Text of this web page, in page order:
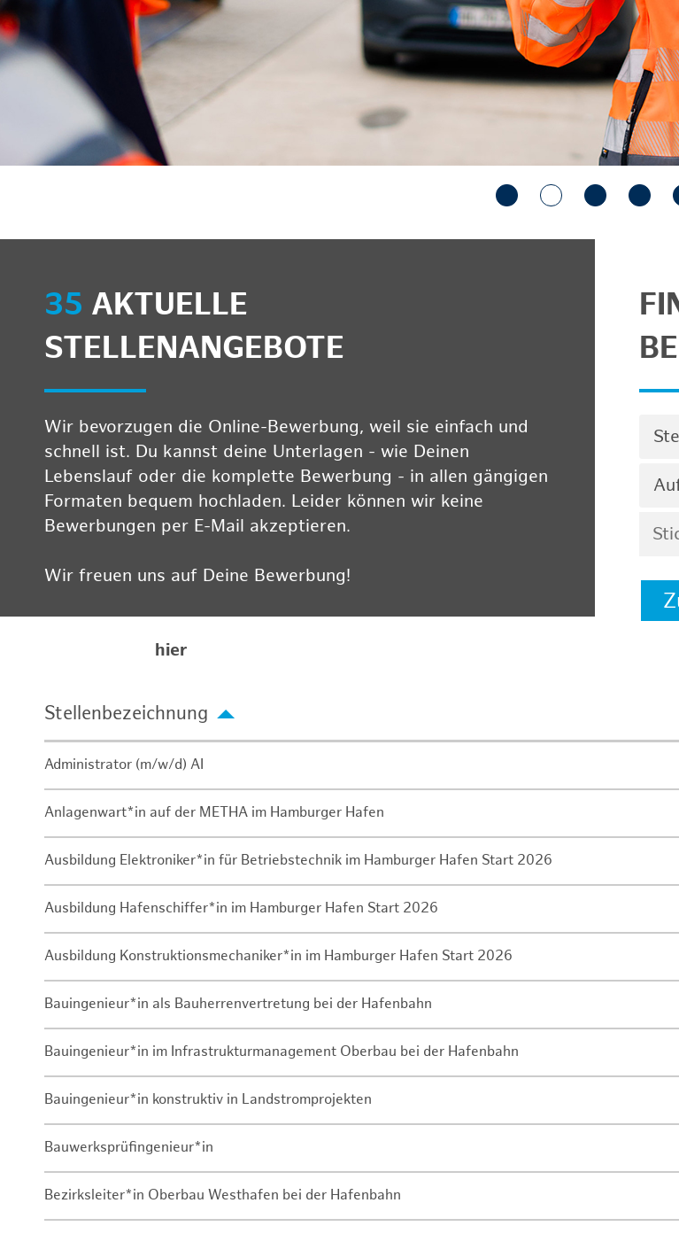
anzeigen/schließen
35 AKTUELLE
STELLENANGEBOTE
Wir bevorzugen die Online-Bewerbung, weil sie einfach und
schnell ist. Du kannst deine Unterlagen - wie Deinen
Lebenslauf oder die komplette Bewerbung - in allen gängigen
Formaten bequem hochladen. Leider können wir keine
Bewerbungen per E-Mail akzeptieren.
Wir freuen uns auf Deine Bewerbung!
hier
Stellenbezeichnung
Administrator (m/w/d) AI
Anlagenwart*in auf der METHA im Hamburger Hafen
Ausbildung Elektroniker*in für Betriebstechnik im Hamburger Hafen Start 2026
Ausbildung Hafenschiffer*in im Hamburger Hafen Start 2026
Ausbildung Konstruktionsmechaniker*in im Hamburger Hafen Start 2026
Bauingenieur*in als Bauherrenvertretung bei der Hafenbahn
Bauingenieur*in im Infrastrukturmanagement Oberbau bei der Hafenbahn
Bauingenieur*in konstruktiv in Landstromprojekten
Bauwerksprüfingenieur*in
Bezirksleiter*in Oberbau Westhafen bei der Hafenbahn